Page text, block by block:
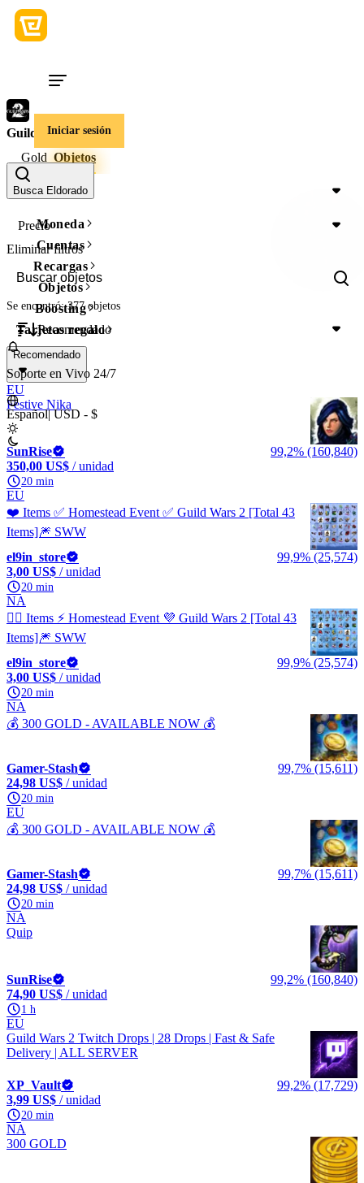
Iniciar sesión
Busca Eldorado
Moneda
Cuentas
Recargas
Objetos
Boosting
Tarjetas regalo
Soporte en Vivo 24/7
Español|USD - $
Guild Wars 2
Gold Objetos
Región
Precio
Eliminar filtros
Se encontró: 377 objetos
Recomendado
Recomendado
EU
Festive Nika
SunRise
99,2% (160,840)
350,00 US$ / unidad
20 min
EU
❤️ Items ✅ Homestead Event ✅ Guild Wars 2 [Total 43
Items]🎆 SWW
el9in_store
99,9% (25,574)
3,00 US$ / unidad
20 min
NA
🧙‍♂️ Items ⚡️ Homestead Event 💜 Guild Wars 2 [Total 43
Items]🎆 SWW
el9in_store
99,9% (25,574)
3,00 US$ / unidad
20 min
NA
💰 300 GOLD - AVAILABLE NOW 💰
Gamer-Stash
99,7% (15,611)
24,98 US$ / unidad
20 min
EU
💰 300 GOLD - AVAILABLE NOW 💰
Gamer-Stash
99,7% (15,611)
24,98 US$ / unidad
20 min
NA
Quip
SunRise
99,2% (160,840)
74,90 US$ / unidad
1 h
EU
Guild Wars 2 Twitch Drops | 28 Drops | Fast & Safe
Delivery | ALL SERVER
XP_Vault
99,2% (17,729)
3,99 US$ / unidad
20 min
NA
300 GOLD